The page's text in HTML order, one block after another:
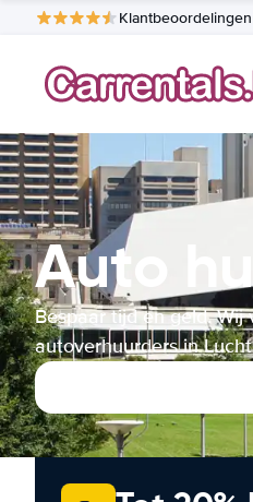
Klantbeoordelingen
Auto
Bespaar tijd en geld.
autoverhuurders in